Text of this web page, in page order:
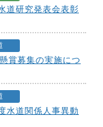
道研究発表会表彰
賞募集の実施につ
水道関係人事異動